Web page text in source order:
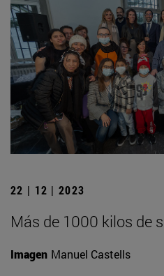
22 | 12 | 2023
Más de 1000 kilos de
Imagen Manuel Castells